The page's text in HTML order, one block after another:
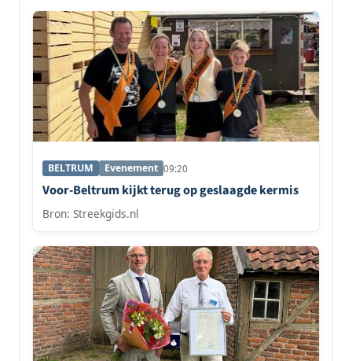
BELTRUM Evenement 09:20
Voor-Beltrum kijkt terug op geslaagde kermis
Bron: Streekgids.nl